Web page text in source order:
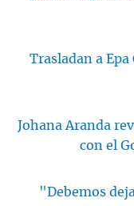
Trasladan a Epa
Johana Aranda
con el
"Debemos